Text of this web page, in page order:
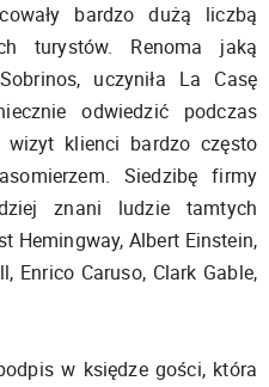
bardzo dużą liczbą
turystów. Renoma jaką
uczyniła La Casę
odwiedzić podczas
klienci bardzo często
Siedzibę firmy
znani ludzie tamtych
Hemingway, Albert Einstein,
Enrico Caruso, Clark Gable,
w księdze gości, która